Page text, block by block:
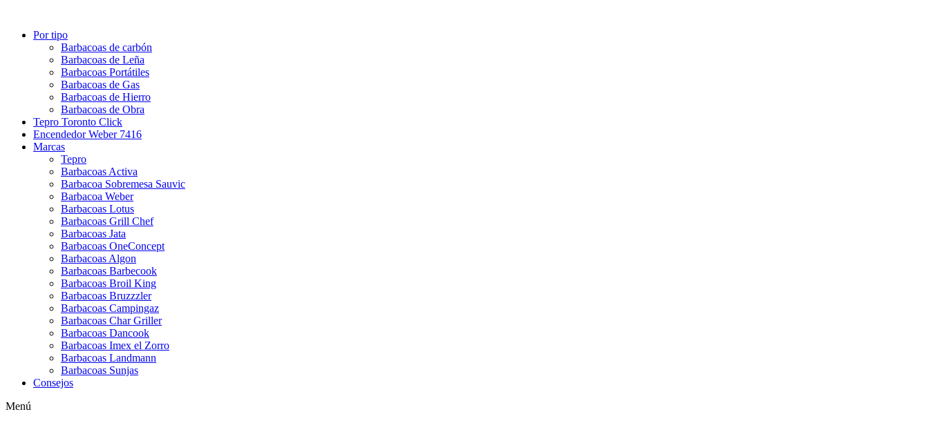
Por tipo
Barbacoas de carbón
Barbacoas de Leña
Barbacoas Portátiles
Barbacoas de Gas
Barbacoas de Hierro
Barbacoas de Obra
Tepro Toronto Click
Encendedor Weber 7416
Marcas
Tepro
Barbacoas Activa
Barbacoa Sobremesa Sauvic
Barbacoa Weber
Barbacoas Lotus
Barbacoas Grill Chef
Barbacoas Jata
Barbacoas OneConcept
Barbacoas Algon
Barbacoas Barbecook
Barbacoas Broil King
Barbacoas Bruzzzler
Barbacoas Campingaz
Barbacoas Char Griller
Barbacoas Dancook
Barbacoas Imex el Zorro
Barbacoas Landmann
Barbacoas Sunjas
Consejos
Menú